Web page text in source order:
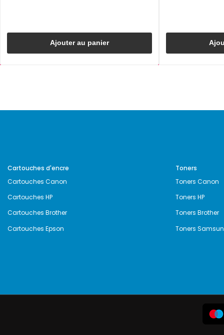
Ajouter au panier
Cartouches d'encre
Cartouches Canon
Cartouches HP
Cartouches Brother
Cartouches Epson
Toners
Toners Canon
Toners HP
Toners Brother
Toners